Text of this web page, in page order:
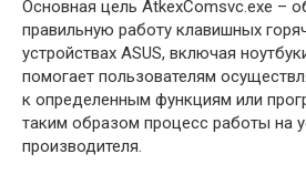
Основная цель AtkexComsvc.exe –
правильную работу клавишных
устройствах ASUS, включая
помогает пользователям
к определенным функциям или
таким образом процесс работы на
производителя.